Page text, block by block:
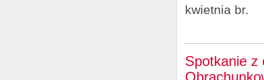
kwietnia br.
Spotkanie z